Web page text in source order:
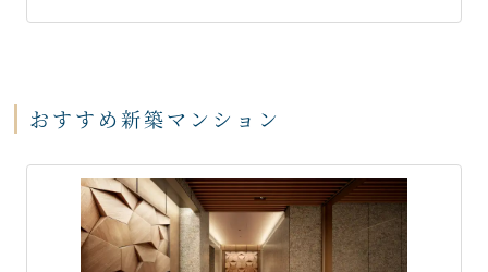
おすすめ新築マンション